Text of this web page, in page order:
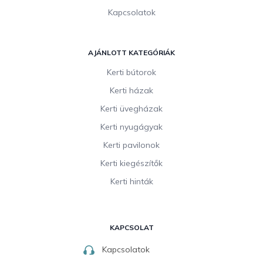
Kapcsolatok
AJÁNLOTT KATEGÓRIÁK
Kerti bútorok
Kerti házak
Kerti üvegházak
Kerti nyugágyak
Kerti pavilonok
Kerti kiegészítők
Kerti hinták
KAPCSOLAT
Kapcsolatok